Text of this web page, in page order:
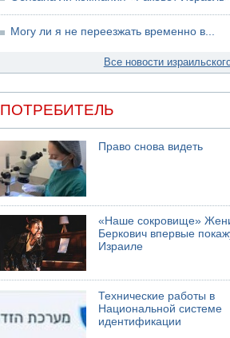
Могу ли я не переезжать временно в...
Все новости
ПОТРЕБИТЕЛЬ
Право снова видеть
«Наше сокровище»
Беркович впервые
Израиле
Технические работы в
Национальной системе
идентификации